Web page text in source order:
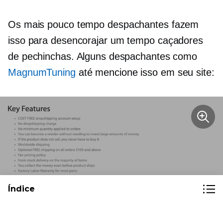
Os mais pouco tempo despachantes fazem
isso para desencorajar um tempocaçadores
de pechinchas. Alguns despachantes como
MagnumTuning até mencione isso em seu site:
Índice